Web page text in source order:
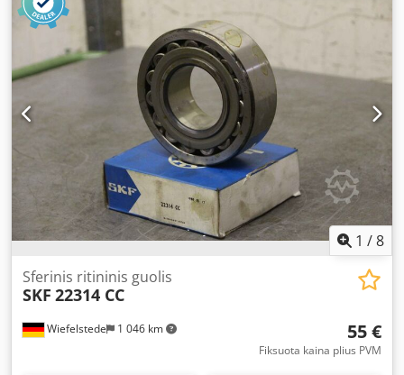
1 /8
Wiefelstede 1 046 km
Sferinis ritininis guolis
SKF 22314 CC
55 €
Fiksuota kaina plius PVM